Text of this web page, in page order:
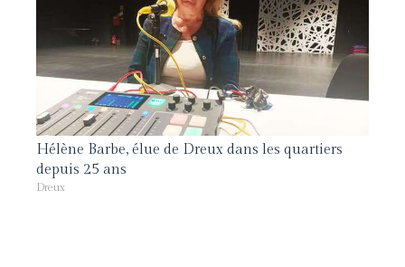
Hélène Barbe, élue de Dreux dans les quartiers
depuis 25 ans
Dreux